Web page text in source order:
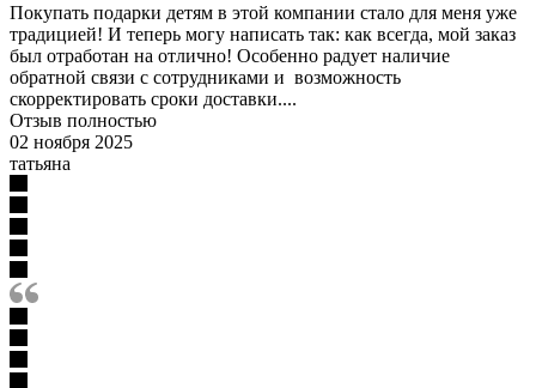
Покупать подарки детям в этой компании стало для меня уже
традицией! И теперь могу написать так: как всегда, мой заказ
был отработан на отлично! Особенно радует наличие
обратной связи с сотрудниками и возможность
скорректировать сроки доставки....
Отзыв полностью
02 ноября 2025
татьяна